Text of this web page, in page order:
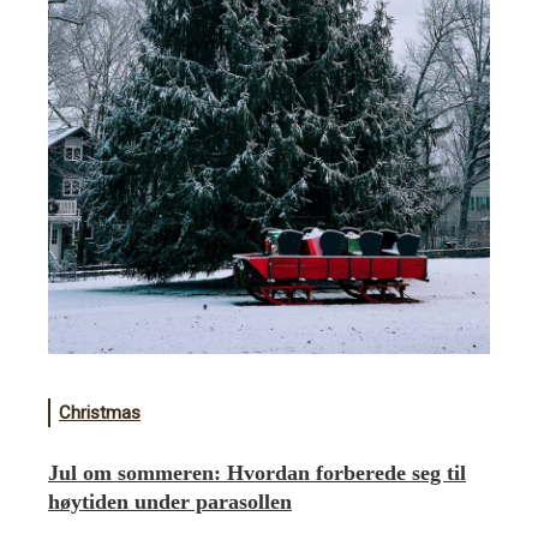
Christmas
Jul om sommeren: Hvordan forberede seg til
høytiden under parasollen